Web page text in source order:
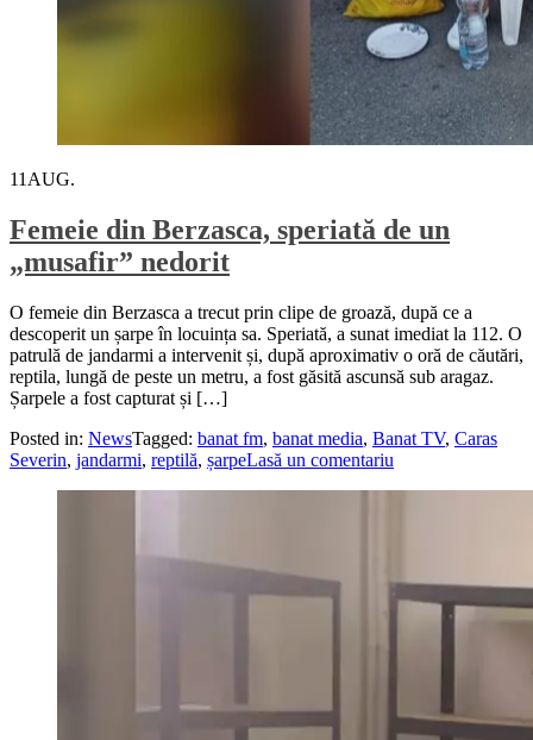
11 AUG.
Femeie din Berzasca, speriată de un
„musafir” nedorit
O femeie din Berzasca a trecut prin clipe de groază, după ce a
descoperit un șarpe în locuința sa. Speriată, a sunat imediat la 112. O
patrulă de jandarmi a intervenit și, după aproximativ o oră de căutări,
reptila, lungă de peste un metru, a fost găsită ascunsă sub aragaz.
Șarpele a fost capturat și […]
Posted in: NewsTagged: banat fm, banat media, Banat TV, Caras
Severin, jandarmi, reptilă, șarpeLasă un comentariu